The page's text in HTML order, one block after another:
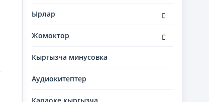
Ырлар
дочернее
Жомоктор
дочернее
Кыргызча минусовка
Аудиокитептер